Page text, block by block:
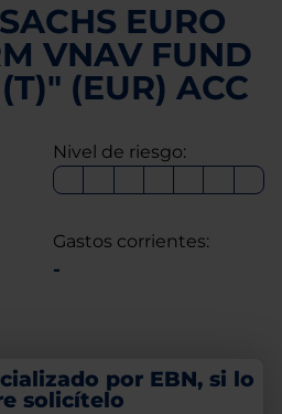
EURO
VNAV FUND
(EUR) ACC
Nivel de riesgo:
Gastos corrientes:
-
por EBN, si lo
solicítelo